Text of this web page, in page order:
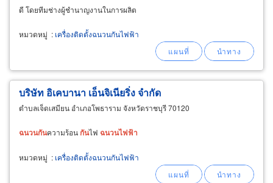
ดี โดยทีมช่างผู้ชำนาญงานในการผลิต
หมวดหมู่ : เครื่องติดตั้งฉนวนกันไฟฟ้า
บริษัท อิเคบานา เอ็นจิเนียริ่ง จำกัด
ตำบลเจ็ดเสมียน อำเภอโพธาราม จังหวัดราชบุรี 70120
ฉนวนกันความร้อน กันไฟ ฉนวนไฟฟ้า
หมวดหมู่ : เครื่องติดตั้งฉนวนกันไฟฟ้า